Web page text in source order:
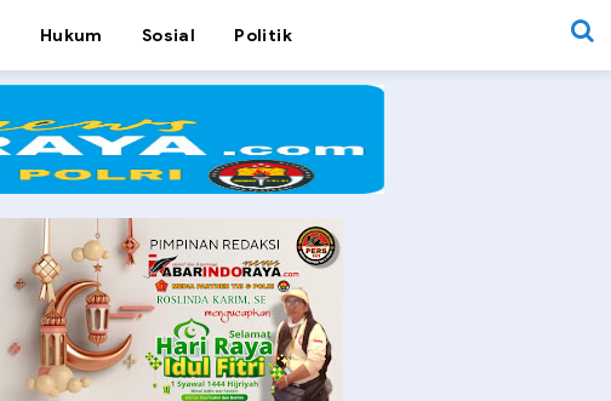
Hukum Sosial Politik